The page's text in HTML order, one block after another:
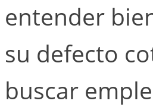
entender
su defecto
buscar